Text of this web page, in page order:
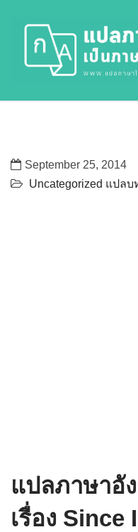
September 25, 2014
Uncategorized แปลบ
แปลภาษาอั
เรื่อง Since